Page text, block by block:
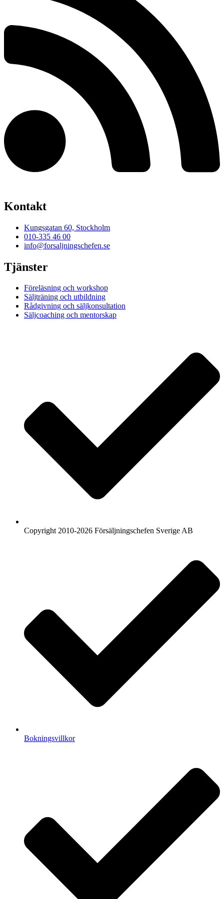
Kontakt
Kungsgatan 60, Stockholm
010-335 46 00
info@forsaljningschefen.se
Tjänster
Föreläsning och workshop
Säljträning och utbildning
Rådgivning och säljkonsultation
Säljcoaching och mentorskap
Copyright 2010-2026 Försäljningschefen Sverige AB
Bokningsvillkor